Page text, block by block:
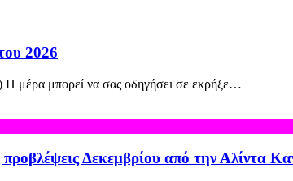
2026
Η μέρα μπορεί να σας οδηγήσει σε εκρήξε…
προβλέψεις Δεκεμβρίου από την Αλίντα